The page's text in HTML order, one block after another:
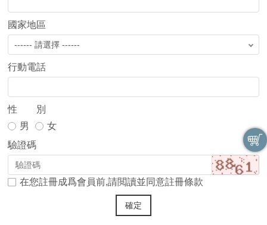
國家地區
行動電話
性 別
男
女
驗證碼
在您註冊成爲會員前,請閲讀並同意註冊條款
確定